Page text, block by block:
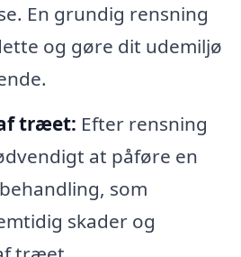
En grundig rensning
og gøre dit udemiljø
træet: Efter rensning
at påføre en
som
skader og